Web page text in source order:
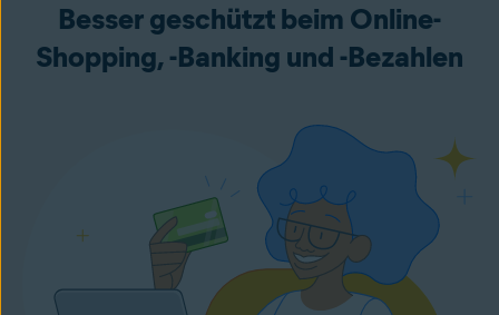
Besser geschützt beim Online-
Shopping, -Banking und -Bezahlen